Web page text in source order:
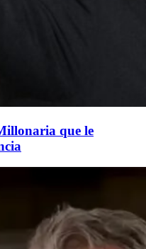
que le